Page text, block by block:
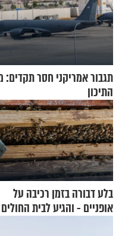
תגבור אמריקני חסר תקדים:
התיכון
בלע דבורה בזמן רכיבה על
אופניים - והגיע לבית החולים